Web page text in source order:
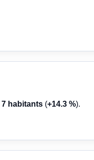
7 habitants (+14.3 %).